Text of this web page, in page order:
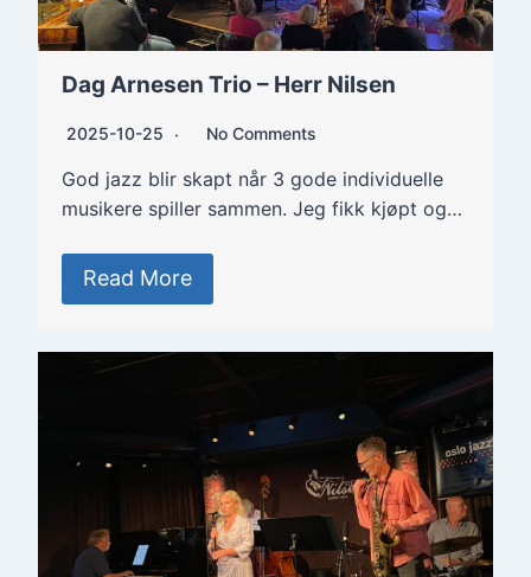
Dag Arnesen Trio – Herr Nilsen
2025-10-25 No Comments
God jazz blir skapt når 3 gode individuelle
musikere spiller sammen. Jeg fikk kjøpt og…
Read More